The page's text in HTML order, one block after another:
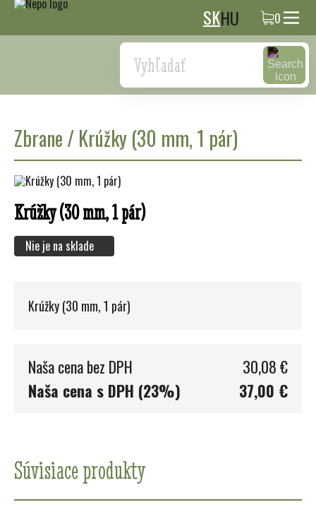
SKHU 0
Search
Zbrane/Krúžky (30 mm, 1 pár)
Krúžky (30 mm, 1 pár)
Nie je na sklade
Krúžky (30 mm, 1 pár)
Naša cena bez DPH
30,08 €
Naša cena s DPH (23%)
37,00 €
Súvisiace produkty